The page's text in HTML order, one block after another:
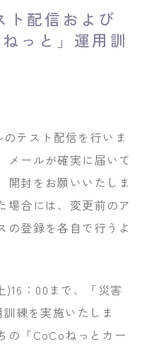
ト配信および
っと」運用訓
テスト配信を行いま
メールが確実に届いて
開封をお願いいたしま
場合には、変更前のア
の登録を各自で行うよ
)16：00まで、「災害
練を実施いたしま
の「CoCoねっとカー